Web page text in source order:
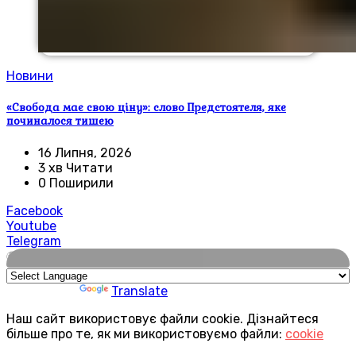
Новини
«Свобода має свою ціну»: слово Предстоятеля, яке
починалося тишею
16 Липня, 2026
3 хв Читати
0 Поширили
Facebook
Youtube
Telegram
🌍
Translate
Наш сайт використовує файли cookie. Дізнайтеся
більше про те, як ми використовуємо файли: cookie